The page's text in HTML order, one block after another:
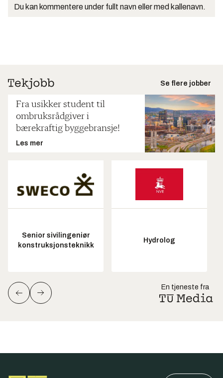
Du kan kommentere under fullt navn eller med kallenavn.
Se flere jobber
Fra usikker student til
ombruksrådgiver i
bærekraftig byggebransje!
Les mer
Senior sivilingeniør
konstruksjonsteknikk
Hydrolog
En tjeneste fra